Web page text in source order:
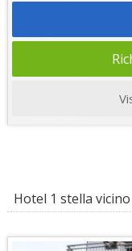
Hotel 1 stella